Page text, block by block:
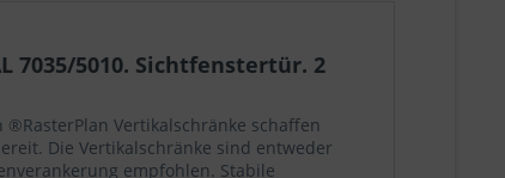
7035/5010. Sichtfenstertür. 2
®RasterPlan Vertikalschränke schaffen
Die Vertikalschränke sind entweder
empfohlen. Stabile